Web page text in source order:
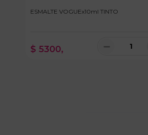
ESMALTE VOGUEx10ml TINTO
$ 5300, －